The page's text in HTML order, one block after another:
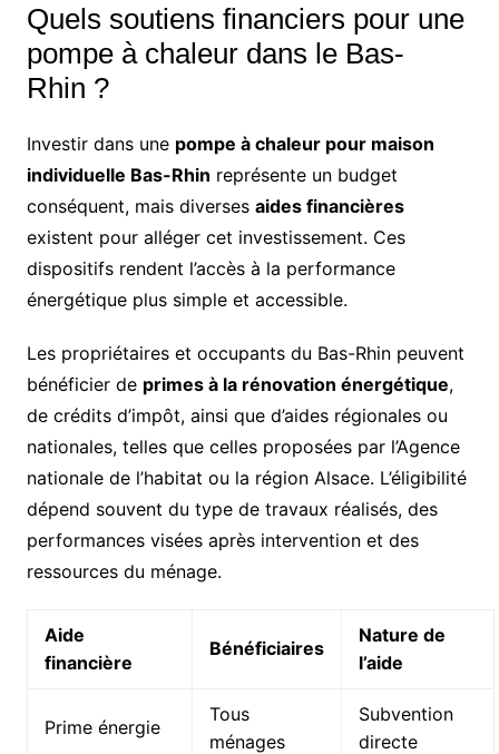
Quels soutiens financiers pour une
pompe à chaleur dans le Bas-
Rhin ?
Investir dans une pompe à chaleur pour maison
individuelle Bas-Rhin représente un budget
conséquent, mais diverses aides financières
existent pour alléger cet investissement. Ces
dispositifs rendent l’accès à la performance
énergétique plus simple et accessible.
Les propriétaires et occupants du Bas-Rhin peuvent
bénéficier de primes à la rénovation énergétique,
de crédits d’impôt, ainsi que d’aides régionales ou
nationales, telles que celles proposées par l’Agence
nationale de l’habitat ou la région Alsace. L’éligibilité
dépend souvent du type de travaux réalisés, des
performances visées après intervention et des
ressources du ménage.
Aide
financière
Bénéficiaires
Nature de
l’aide
Prime énergie
Tous
ménages
Subvention
directe